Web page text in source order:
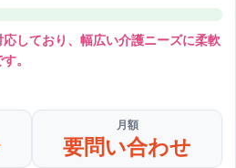
しており、幅広い介護ニーズに柔軟
。
月額
要問い合わせ